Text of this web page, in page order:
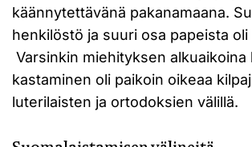
käännytettävänä pakanamaana.
henkilöstö ja suuri osa papeista oli
Varsinkin miehityksen alkuaikoina
kastaminen oli paikoin oikeaa
luterilaisten ja ortodoksien välillä.